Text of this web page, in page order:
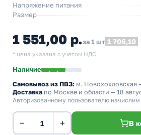
Напряжение питания
Размер
1 551,00 р.за 1 шт 1 706,10
* цена указана с учетом НДС.
Наличие
Самовывоз из ПВЗ: м. Новохохловская
Доставка по Москве и области — 18
Авторизованному пользователю начислим
− + В